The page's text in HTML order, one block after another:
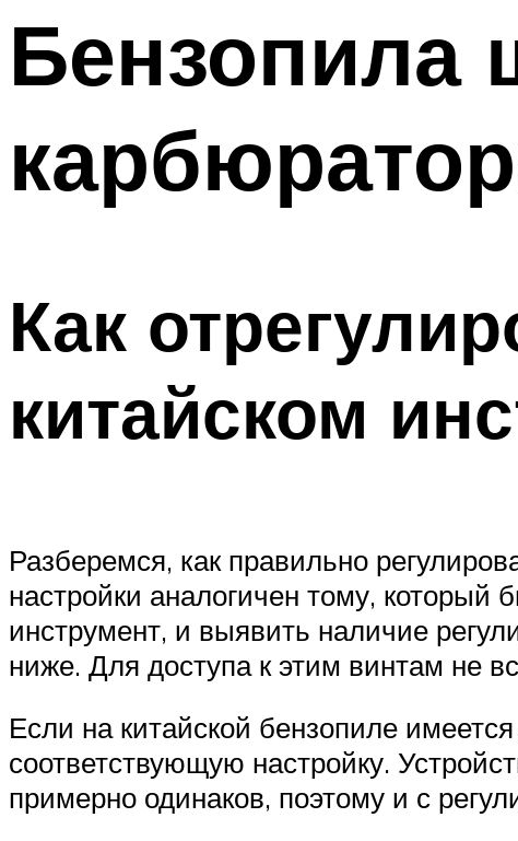
Бензопила
Как
китайском
Разберемся, как правильно
настройки аналогичен тому,
инструмент, и выявить наличие
ниже. Для доступа к этим винтам не
Если на китайской бензопиле
соответствующую настройку.
примерно одинаков, поэтому и с